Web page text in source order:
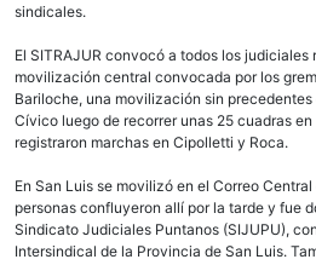
sindicales.
El SITRAJUR convocó a todos los
movilización central convocada por los
Bariloche, una movilización sin
Cívico luego de recorrer unas 25 cuadras
registraron marchas en Cipolletti y Roca.
En San Luis se movilizó en el Correo
personas confluyeron allí por la tarde y fue
Sindicato Judiciales Puntanos (SIJUPU),
Intersindical de la Provincia de San Luis.